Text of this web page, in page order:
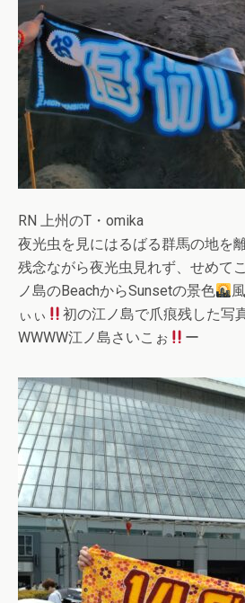
RN 上州のT・omika
夜光虫を見にはるばる群馬の地を
残念ながら夜光虫見れず、せめて
ノ島のBeachからSunsetの景色
ぃぃ
初の江ノ島で爪痕残した写
WWWW江ノ島さいこぉ
ー